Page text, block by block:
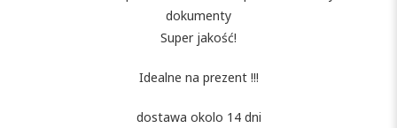
dokumenty
Super jakość!
Idealne na prezent !!!
dostawa okolo 14 dni